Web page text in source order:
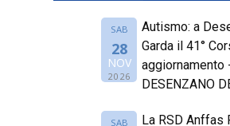
SAB
28
NOV
2026
Autismo: a
Garda il 41°
aggiornamento
DESENZANO
SAB
La RSD Anffas